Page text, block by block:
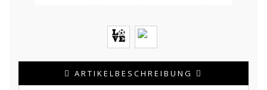
ARTIKELBESCHREIBUNG